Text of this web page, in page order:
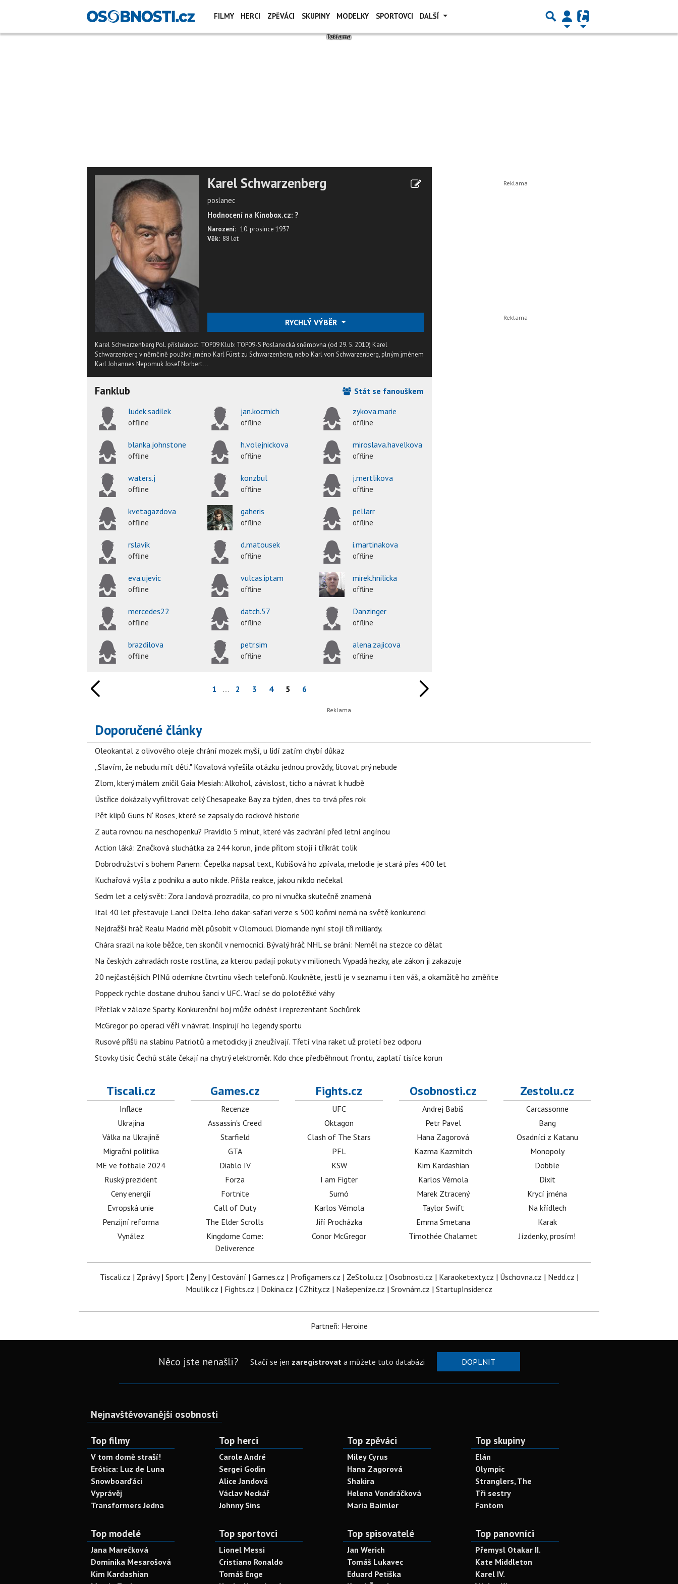
FILMY HERCI ZPĚVÁCI SKUPINY MODELKY SPORTOVCI DALŠÍ
Karel Schwarzenberg
poslanec
Hodnocení na Kinobox.cz: ?
Narození: 10. prosince 1937
Věk: 88 let
RYCHLÝ VÝBĚR
Karel Schwarzenberg Pol. příslušnost: TOP09 Klub: TOP09-S Poslanecká sněmovna (od 29. 5. 2010) Karel
Schwarzenberg v němčině používá jméno Karl Fürst zu Schwarzenberg, nebo Karl von Schwarzenberg, plným jménem
Karl Johannes Nepomuk Josef Norbert...
Fanklub
Stát se fanouškem
ludek.sadilek
offline
jan.kocmich
offline
zykova.marie
offline
blanka.johnstone
offline
h.volejnickova
offline
miroslava.havelkova
offline
waters.j
offline
konzbul
offline
j.mertlikova
offline
kvetagazdova
offline
gaheris
offline
pellarr
offline
rslavik
offline
d.matousek
offline
i.martinakova
offline
eva.ujevic
offline
vulcas.iptam
offline
mirek.hnilicka
offline
mercedes22
offline
datch.57
offline
Danzinger
offline
brazdilova
offline
petr.sim
offline
alena.zajicova
offline
1 … 2 3 4 5 6
Doporučené články
Oleokantal z olivového oleje chrání mozek myší, u lidí zatím chybí důkaz
„Slavím, že nebudu mít děti." Kovalová vyřešila otázku jednou provždy, litovat prý nebude
Zlom, který málem zničil Gaia Mesiah: Alkohol, závislost, ticho a návrat k hudbě
Ústřice dokázaly vyfiltrovat celý Chesapeake Bay za týden, dnes to trvá přes rok
Pět klipů Guns N‘ Roses, které se zapsaly do rockové historie
Z auta rovnou na neschopenku? Pravidlo 5 minut, které vás zachrání před letní angínou
Action láká: Značková sluchátka za 244 korun, jinde přitom stojí i třikrát tolik
Dobrodružství s bohem Panem: Čepelka napsal text, Kubišová ho zpívala, melodie je stará přes 400 let
Kuchařová vyšla z podniku a auto nikde. Přišla reakce, jakou nikdo nečekal
Sedm let a celý svět: Zora Jandová prozradila, co pro ni vnučka skutečně znamená
Ital 40 let přestavuje Lancii Delta. Jeho dakar-safari verze s 500 koňmi nemá na světě konkurenci
Nejdražší hráč Realu Madrid měl působit v Olomouci. Diomande nyní stojí tři miliardy.
Chára srazil na kole běžce, ten skončil v nemocnici. Bývalý hráč NHL se brání: Neměl na stezce co dělat
Na českých zahradách roste rostlina, za kterou padají pokuty v milionech. Vypadá hezky, ale zákon ji zakazuje
20 nejčastějších PINů odemkne čtvrtinu všech telefonů. Koukněte, jestli je v seznamu i ten váš, a okamžitě ho změňte
Poppeck rychle dostane druhou šanci v UFC. Vrací se do polotěžké váhy
Přetlak v záloze Sparty. Konkurenční boj může odnést i reprezentant Sochůrek
McGregor po operaci věří v návrat. Inspirují ho legendy sportu
Rusové přišli na slabinu Patriotů a metodicky ji zneužívají. Třetí vlna raket už proletí bez odporu
Stovky tisíc Čechů stále čekají na chytrý elektroměr. Kdo chce předběhnout frontu, zaplatí tisíce korun
Tiscali.cz
Inflace
Ukrajina
Válka na Ukrajině
Migrační politika
ME ve fotbale 2024
Ruský prezident
Ceny energií
Evropská unie
Penzijní reforma
Vynález
Games.cz
Recenze
Assassin's Creed
Starfield
GTA
Diablo IV
Forza
Fortnite
Call of Duty
The Elder Scrolls
Kingdome Come:
Deliverence
Fights.cz
UFC
Oktagon
Clash of The Stars
PFL
KSW
I am Figter
Sumó
Karlos Vémola
Jiří Procházka
Conor McGregor
Osobnosti.cz
Andrej Babiš
Petr Pavel
Hana Zagorová
Kazma Kazmitch
Kim Kardashian
Karlos Vémola
Marek Ztracený
Taylor Swift
Emma Smetana
Timothée Chalamet
Zestolu.cz
Carcassonne
Bang
Osadníci z Katanu
Monopoly
Dobble
Dixit
Krycí jména
Na křídlech
Karak
Jízdenky, prosím!
Tiscali.cz | Zprávy| Sport| Ženy| Cestování | Games.cz | Profigamers.cz | ZeStolu.cz | Osobnosti.cz | Karaoketexty.cz | Úschovna.cz | Nedd.cz |
Moulík.cz | Fights.cz | Dokina.cz | CZhity.cz | Našepeníze.cz | Srovnám.cz | StartupInsider.cz
Partneři: Heroine
Něco jste nenašli? Stačí se jen zaregistrovata můžete tuto databázi DOPLNIT
Nejnavštěvovanější osobnosti
Top filmy
V tom domě straší!
Erótica: Luz de Luna
Snowboarďáci
Vyprávěj
Transformers Jedna
Top herci
Carole André
Sergei Godin
Alice Jandová
Václav Neckář
Johnny Sins
Top zpěváci
Miley Cyrus
Hana Zagorová
Shakira
Helena Vondráčková
Maria Baimler
Top skupiny
Elán
Olympic
Stranglers, The
Tři sestry
Fantom
Top modelé
Jana Marečková
Dominika Mesarošová
Kim Kardashian
Top sportovci
Lionel Messi
Cristiano Ronaldo
Tomáš Enge
Top spisovatelé
Jan Werich
Tomáš Lukavec
Eduard Petiška
Top panovníci
Přemysl Otakar II.
Kate Middleton
Karel IV.